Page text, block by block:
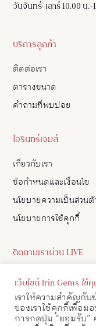
วันจันทร์-เสาร์ 10.00 น.-
บริการลูกค้า
ติดต่อเรา
ตารางขนาด
คำถามที่พบบ่อย
ไอรินทร์เจมส์
เกี่ยวกับเรา
ข้อกำหนดและเงื่อนไข
นโยบายความเป็นส่วนตั
นโยบายการใช้คุกกี้
ติดตามเราผ่าน LIVE
ดูอัปเดตสินค้า และ เลื
ได้
ดูตาราง LIVE
เว็บไซต์ Irin Gems ใช้
เราให้ความสำคัญกั
ของเราใช้คุกกี้เพื่อ
การกดปุ่ม “ยอมรับ”